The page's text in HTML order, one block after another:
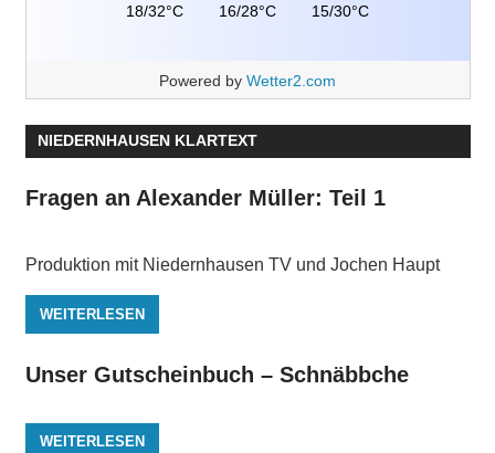
18/32°C 16/28°C 15/30°C
Powered by Wetter2.com
NIEDERNHAUSEN KLARTEXT
Fragen an Alexander Müller: Teil 1
Produktion mit Niedernhausen TV und Jochen Haupt
WEITERLESEN
Unser Gutscheinbuch – Schnäbbche
WEITERLESEN